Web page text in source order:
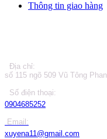
Thông tin giao hàng
Địa chỉ:
số 115 ngõ 509 Vũ Tông Phan
Số điện thoại:
0904685252
Email:
xuyena11@gmail.com